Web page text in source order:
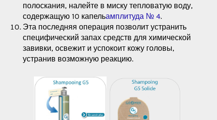
полоскания, налейте в миску тепловатую воду,
содержащую 10 капельамплитуда № 4.
Эта последняя операция позволит устранить
специфический запах средств для химической
завивки, освежит и успокоит кожу головы,
устранив возможную реакцию.